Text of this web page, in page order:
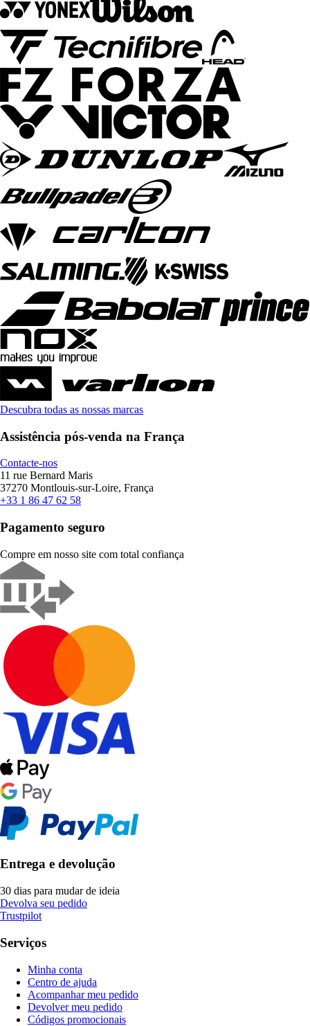
Descubra todas as nossas marcas
Assistência pós-venda na França
Contacte-nos
11 rue Bernard Maris
37270 Montlouis-sur-Loire, França
+33 1 86 47 62 58
Pagamento seguro
Compre em nosso site com total confiança
Entrega e devolução
30 dias para mudar de ideia
Devolva seu pedido
Trustpilot
Serviços
Minha conta
Centro de ajuda
Acompanhar meu pedido
Devolver meu pedido
Códigos promocionais